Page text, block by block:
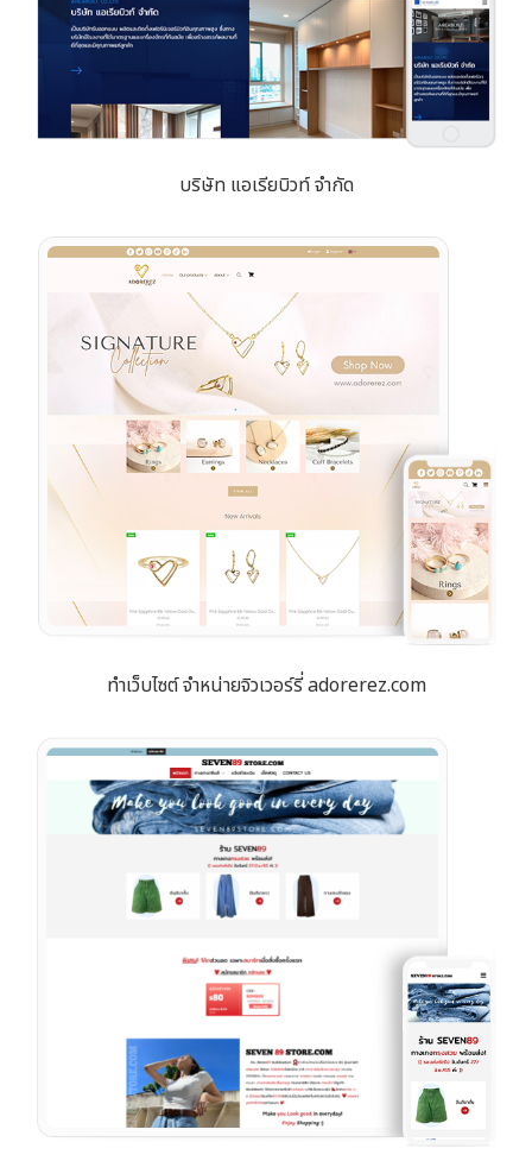
บริษัท แอเรียบิวท์ จำกัด
ทำเว็บไซต์ จำหน่ายจิวเวอร์รี่ adorerez.com